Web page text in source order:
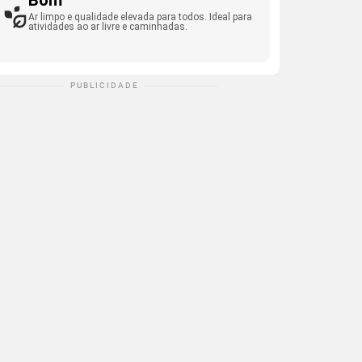
Ar limpo e qualidade elevada para todos. Ideal para
atividades ao ar livre e caminhadas.